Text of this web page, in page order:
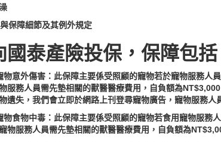
保障細節及其例外規定
國泰產險投保，保障包括
物意外傷害：此保障主要係受照顧的寵物若於寵物服務人
服務人員需先墊相關的獸醫醫療費用，自負額為
遺失，我們會立即於網路上刊登尋寵物廣告，寵物服務人
物食物中毒：此保障主要係受照顧的寵物若食用寵物服務
物服務人員需先墊相關的獸醫醫療費用，自負額為